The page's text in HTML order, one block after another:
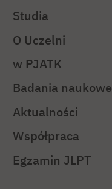
Studia
O Uczelni
w PJATK
Badania naukowe
Aktualności
Współpraca
Egzamin JLPT